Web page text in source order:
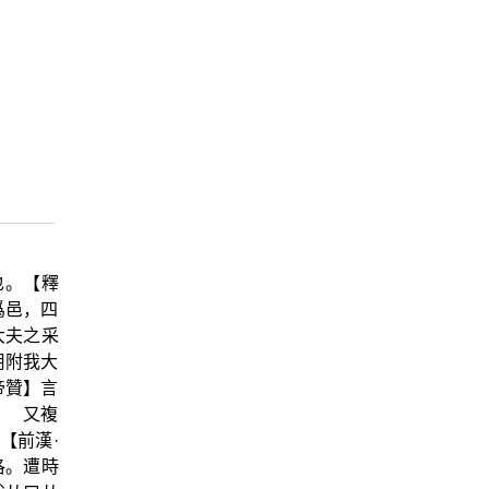
。【釋
邑，四
夫之采
我大
贊】言
又複
前漢·
。遭時